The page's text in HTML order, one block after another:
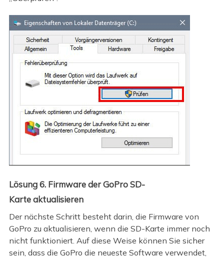
Lösung 6. Firmware der GoPro SD-
Karte aktualisieren
Der nächste Schritt besteht darin, die Firmware von
GoPro zu aktualisieren, wenn die SD-Karte immer noch
nicht funktioniert. Auf diese Weise können Sie sicher
sein, dass die GoPro die neueste Software verwendet,